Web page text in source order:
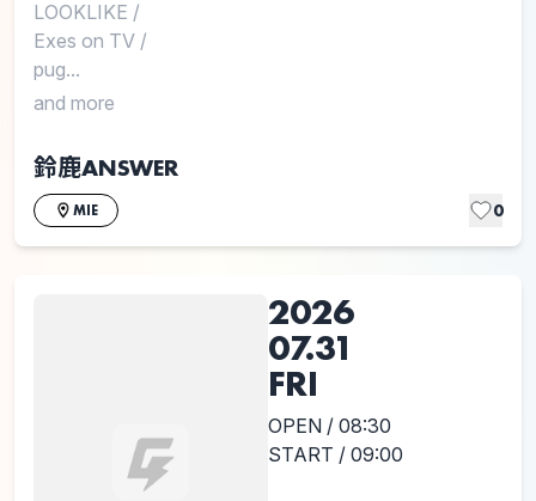
LOOKLIKE /
Exes on TV /
pug...
and more
鈴鹿ANSWER
MIE 0
2026
07.31
FRI
OPEN / 08:30
START / 09:00